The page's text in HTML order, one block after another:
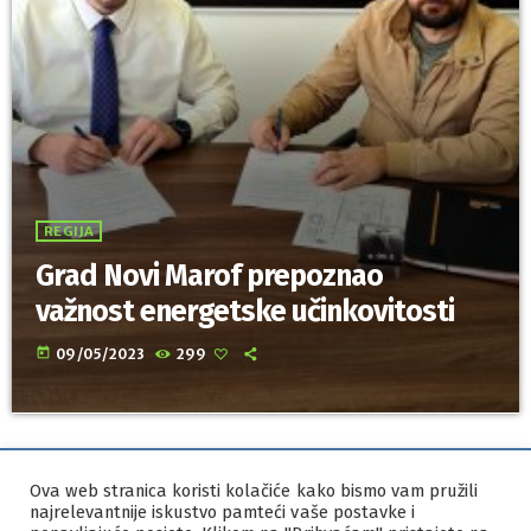
REGIJA
Grad Novi Marof prepoznao
važnost energetske učinkovitosti
today 09/05/2023 299
IZRADA I HOSTINGORBIS
Ova web stranica koristi kolačiće kako bismo vam pružili
najrelevantnije iskustvo pamteći vaše postavke i